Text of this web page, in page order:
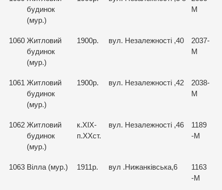
будинок
(мур.)
М
1060 Житловий
будинок
(мур.)
1900р. вул. Незалежності ,40
2037-
М
1061 Житловий
будинок
(мур.)
1900р. вул. Незалежності ,42
2038-
М
1062 Житловий
будинок
(мур.)
к.ХІХ-
п.ХХст.
вул. Незалежності ,46
1189
-М
1063 Вілла (мур.) 1911р. вул .Нижанківська,6
1163
-М